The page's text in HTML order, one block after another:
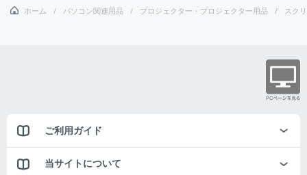
ホーム パソコン関連用品 プロジェクター・プロジェクター用品 スク
ご利用ガイド
当サイトについて